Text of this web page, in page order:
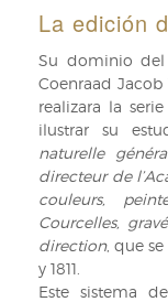
de
Anselme-
Gaëtan
Desmarest
ilustrada
por
Jacques
Barraband
(RB
VIII-
2139).
La edición
Su dominio
Coenraad
realizara la
ilustrar su
naturelle
directeur de
couleurs,
Courcelles,
direction, que
y 1811.
Este sistema